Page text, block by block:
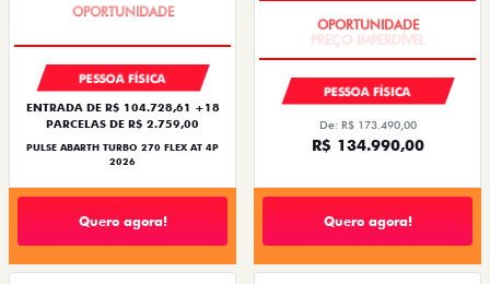
PESSOA FÍSICA
ENTRADA DE R$ 104.728,61 +18
PARCELAS DE R$ 2.759,00
PULSE ABARTH TURBO 270 FLEX AT 4P
2026
Quero agora!
PESSOA FÍSICA
De: R$ 173.490,00
R$ 134.990,00
Quero agora!